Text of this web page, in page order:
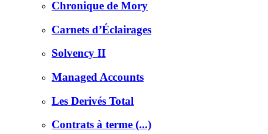
Chronique de Mory
Carnets d’Éclairages
Solvency II
Managed Accounts
Les Derivés Total
Contrats à terme (...)